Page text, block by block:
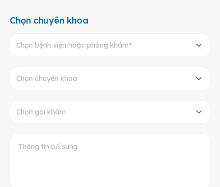
Chọn chuyên khoa
Chọn bệnh viện hoặc phòng khám*
Chọn chuyên khoa
Chọn gói khám